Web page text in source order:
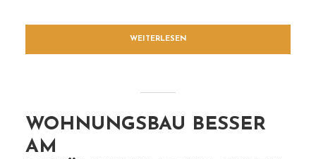
WEITERLESEN
WOHNUNGSBAU BESSER
AM